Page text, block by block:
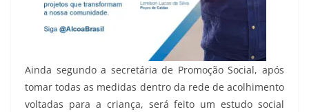
Ainda segundo a secretária de Promoção Social, após
tomar todas as medidas dentro da rede de acolhimento
voltadas para a criança, será feito um estudo social